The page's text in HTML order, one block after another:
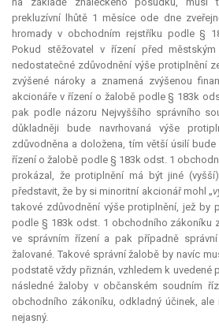
prekluzívní lhůtě 1 měsíce ode dne
hromady v obchodním rejstříku podle §
Pokud stěžovatel v řízení před
nedostatečné zdůvodnění výše protiplnění
zvýšené nároky a znamená zvýšenou
akcionáře v řízení o žalobě podle § 183k
pak podle názoru Nejvyššího správního
důkladněji bude navrhovaná výše
zdůvodněna a doložena, tím větší úsilí
řízení o žalobě podle § 183k odst. 1
prokázal, že protiplnění má být jiné
představit, že by si minoritní akcionář mohl „
takové zdůvodnění výše protiplnění, jež by
podle § 183k odst. 1 obchodního zákoníku
ve správním řízení a pak případně
žalované. Takové správní žalobě by navíc
podstatě vždy přiznán, vzhledem k uvedené
následné žaloby v občanském soudním
obchodního zákoníku, odkladný účinek, ale
nejasný.